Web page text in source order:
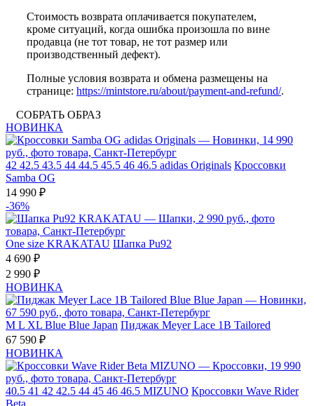
Стоимость возврата оплачивается покупателем,
кроме ситуаций, когда ошибка произошла по вине
продавца (не тот товар, не тот размер или
производственный дефект).
Полные условия возврата и обмена размещены на
странице: https://mintstore.ru/about/payment-and-refund/.
СОБРАТЬ ОБРАЗ
НОВИНКА
42 42.5 43.5 44 44.5 45.5 46 46.5 adidas Originals Кроссовки
Samba OG
14 990 ₽
-36%
One size KRAKATAU Шапка Pu92
4 690 ₽
2 990 ₽
НОВИНКА
M L XL Blue Blue Japan Пиджак Meyer Lace 1B Tailored
67 590 ₽
НОВИНКА
40.5 41 42 42.5 44 45 46 46.5 MIZUNO Кроссовки Wave Rider